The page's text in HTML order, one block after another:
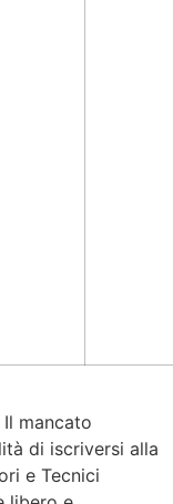
mancato
di iscriversi alla
e Tecnici